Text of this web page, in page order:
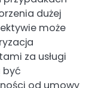
dużej
może
za usługi
być
od umowy